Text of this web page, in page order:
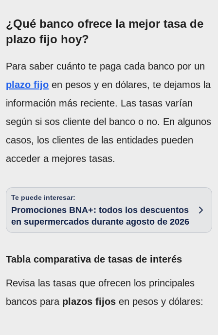
¿Qué banco ofrece la mejor tasa de
plazo fijo hoy?
Para saber cuánto te paga cada banco por un
plazo fijo en pesos y en dólares, te dejamos la
información más reciente. Las tasas varían
según si sos cliente del banco o no. En algunos
casos, los clientes de las entidades pueden
acceder a mejores tasas.
Te puede interesar:
Promociones BNA+: todos los descuentos
en supermercados durante agosto de 2026
Tabla comparativa de tasas de interés
Revisa las tasas que ofrecen los principales
bancos para plazos fijos en pesos y dólares: